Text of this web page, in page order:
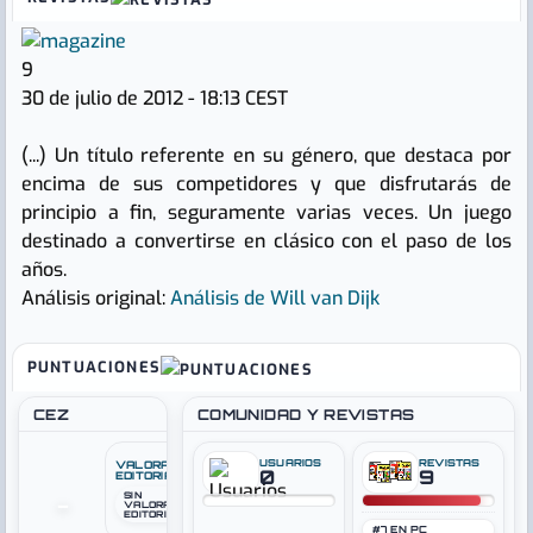
9
30 de julio de 2012 - 18:13 CEST
(...) Un título referente en su género, que destaca por
encima de sus competidores y que disfrutarás de
principio a fin, seguramente varias veces. Un juego
destinado a convertirse en clásico con el paso de los
años.
Análisis original:Análisis de Will van Dijk
PUNTUACIONES
CEZ
VALORACIÓN
EDITORIAL
SIN
VALORACIÓN
EDITORIAL
COMUNIDAD Y REVISTAS
USUARIOS
0
REVISTAS
9
#7 EN PC